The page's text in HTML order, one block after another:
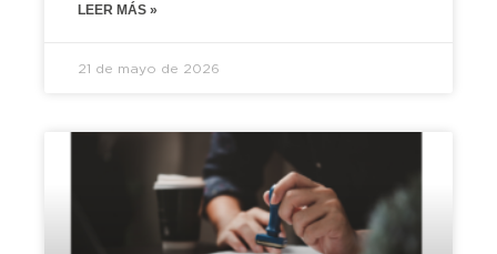
LEER MÁS »
21 de mayo de 2026